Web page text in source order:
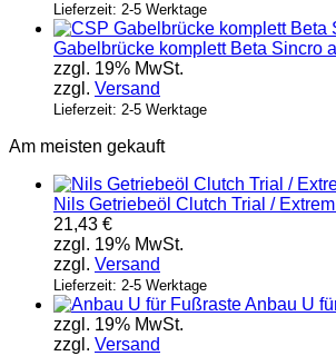
Lieferzeit: 2-5 Werktage
Gabelbrücke komplett Beta Sincro
zzgl. 19% MwSt.
zzgl. Versand
Lieferzeit: 2-5 Werktage
Am meisten gekauft
Nils Getriebeöl Clutch Trial /
21,43 €
zzgl. 19% MwSt.
zzgl. Versand
Lieferzeit: 2-5 Werktage
Anbau U
zzgl. 19% MwSt.
zzgl. Versand